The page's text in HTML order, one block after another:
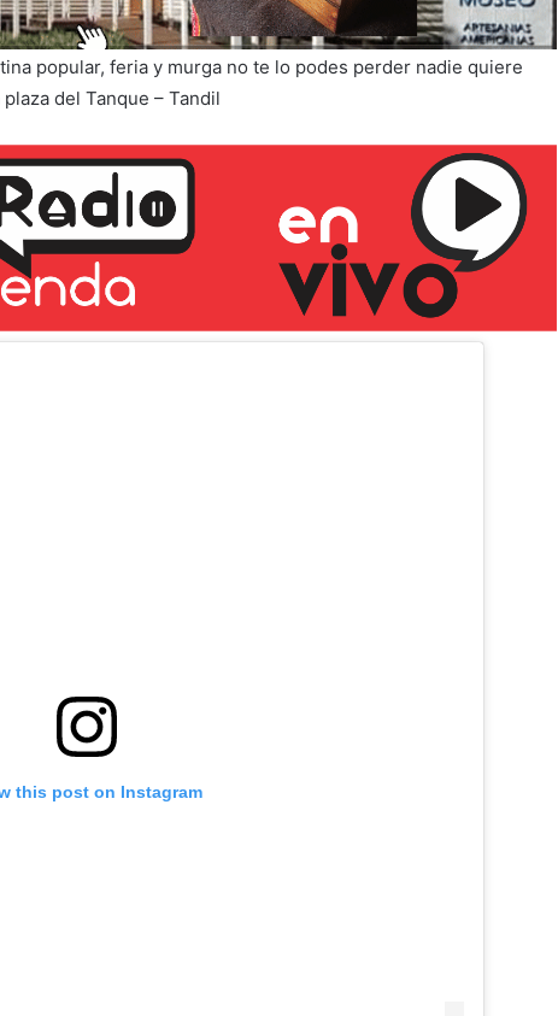
popular, feria y murga no te lo podes perder nadie quiere
del Tanque – Tandil
this post on Instagram